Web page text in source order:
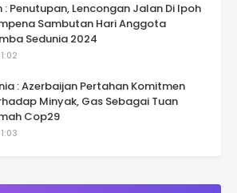
: Penutupan, Lencongan Jalan Di Ipoh
Sambutan Hari Anggota
Sedunia 2024
: Azerbaijan Pertahan Komitmen
Minyak, Gas Sebagai Tuan
Cop29